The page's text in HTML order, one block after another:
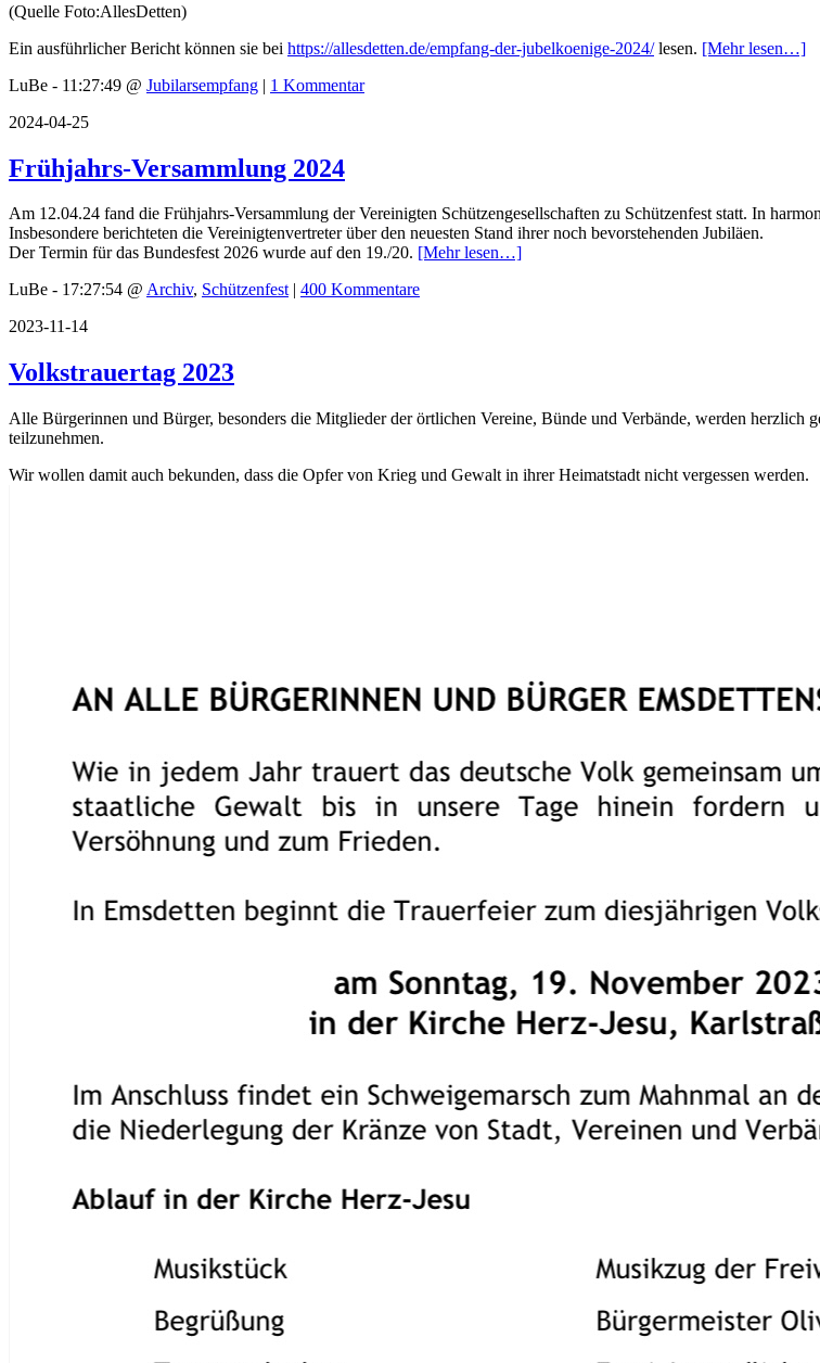
(Quelle Foto:AllesDetten)
Ein ausführlicher Bericht können sie bei https://allesdetten.de/empfang-der-jubelkoenige-2024/lesen. [Mehr lesen…]
LuBe - 11:27:49 @ Jubilarsempfang | 1 Kommentar
2024-04-25
Frühjahrs-Versammlung 2024
Am 12.04.24 fand die Frühjahrs-Versammlung der Vereinigten Schützengesellschaften zu Schützenfest statt. In
Insbesondere berichteten die Vereinigtenvertreter über den neuesten Stand ihrer noch bevorstehenden Jubiläen.
Der Termin für das Bundesfest 2026 wurde auf den 19./20. [Mehr lesen…]
LuBe - 17:27:54 @ Archiv, Schützenfest| 400 Kommentare
2023-11-14
Volkstrauertag 2023
Alle Bürgerinnen und Bürger, besonders die Mitglieder der örtlichen Vereine, Bünde und Verbände, werden herzlich
teilzunehmen.
Wir wollen damit auch bekunden, dass die Opfer von Krieg und Gewalt in ihrer Heimatstadt nicht vergessen werden.